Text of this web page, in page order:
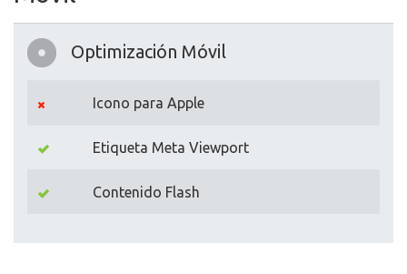
Optimización Móvil
Icono para Apple
Etiqueta Meta Viewport
Contenido Flash